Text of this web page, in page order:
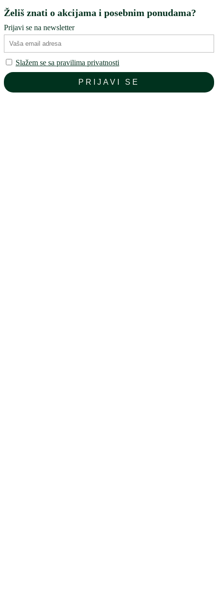
Želiš znati o akcijama i posebnim ponudama?
Prijavi se na newsletter
Slažem se sa pravilima privatnosti